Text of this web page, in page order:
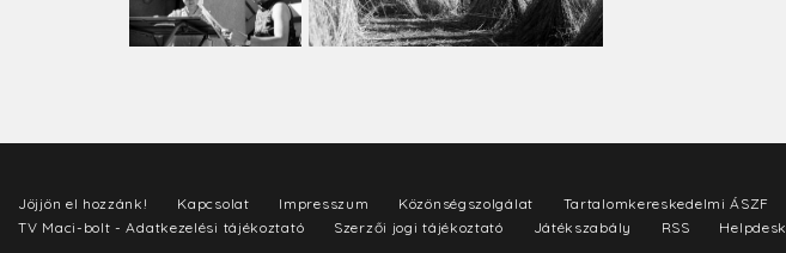
Jöjjön el hozzánk! Kapcsolat Impresszum Közönségszolgálat Tartalomkereskedelmi ÁSZF
TV Maci-bolt - Adatkezelési tájékoztató
Szerzői jogi tájékoztató Játékszabály RSS Helpdesk